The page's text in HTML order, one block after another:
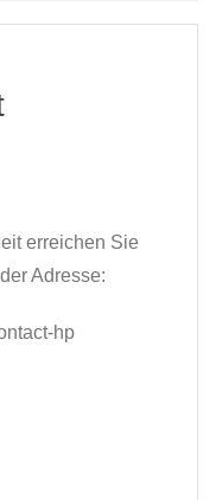
erreichen Sie
Adresse:
hp